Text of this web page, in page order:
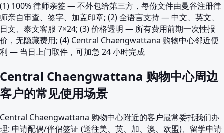
(1) 100% 律师亲签 — 不外包给第三方，每份文件由曼谷注册律
师亲自审查、签字、加盖印章; (2) 全语言支持 — 中文、英文、
日文、泰文客服 7×24; (3) 价格透明 — 所有费用前期一次性报
价，无隐藏费用; (4) Central Chaengwattana 购物中心邻近便
利 — 当日上门取件，可加急 24 小时完成
Central Chaengwattana 购物中心周边
客户的常见使用场景
Central Chaengwattana 购物中心附近的客户最常委托我们办
理: 申请配偶/伴侣签证 (送往美、英、加、澳、欧盟)、留学申请